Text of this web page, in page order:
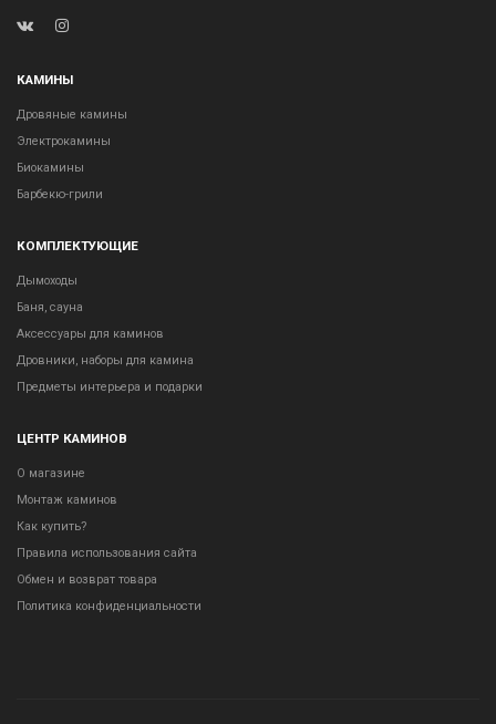
КАМИНЫ
Дровяные камины
Электрокамины
Биокамины
Барбекю-грили
КОМПЛЕКТУЮЩИЕ
Дымоходы
Баня, сауна
Аксессуары для каминов
Дровники, наборы для камина
Предметы интерьера и подарки
ЦЕНТР КАМИНОВ
О магазине
Монтаж каминов
Как купить?
Правила использования сайта
Обмен и возврат товара
Политика конфиденциальности